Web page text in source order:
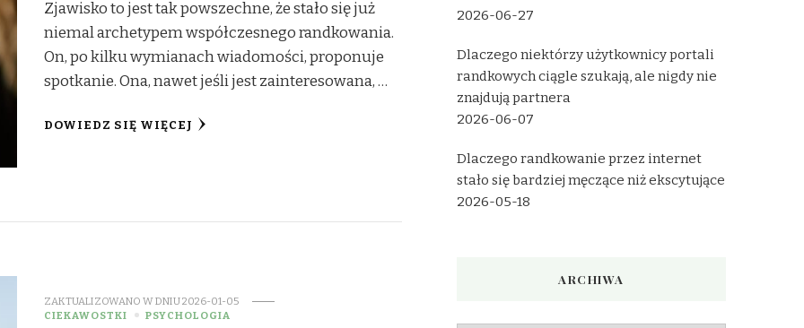
Zjawisko to jest tak powszechne, że stało się już
niemal archetypem współczesnego randkowania.
On, po kilku wymianach wiadomości, proponuje
spotkanie. Ona, nawet jeśli jest zainteresowana, …
DOWIEDZ SIĘ WIĘCEJ
ZAKTUALIZOWANO W DNIU2026-01-05
CIEKAWOSTKI
PSYCHOLOGIA
2026-06-27
Dlaczego niektórzy użytkownicy portali
randkowych ciągle szukają, ale nigdy nie
znajdują partnera
2026-06-07
Dlaczego randkowanie przez internet
stało się bardziej męczące niż ekscytujące
2026-05-18
ARCHIWA